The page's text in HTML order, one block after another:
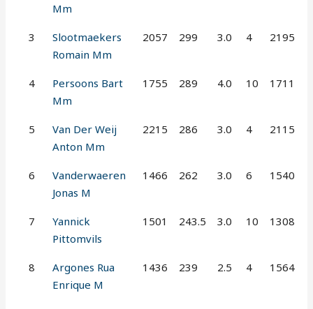
Mm
3
Slootmaekers
Romain Mm
2057 299 3.0 4 2195
4
Persoons Bart
Mm
1755 289 4.0 10 1711
5
Van Der Weij
Anton Mm
2215 286 3.0 4 2115
6
Vanderwaeren
Jonas M
1466 262 3.0 6 1540
7
Yannick
Pittomvils
1501 243.5 3.0 10 1308
8
Argones Rua
Enrique M
1436 239 2.5 4 1564